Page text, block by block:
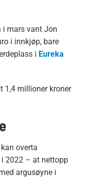
i mars vant Jon
i innkjøp, bare
i Eureka
1,4 millioner kroner
overta
2022 – at nettopp
argusøyne i